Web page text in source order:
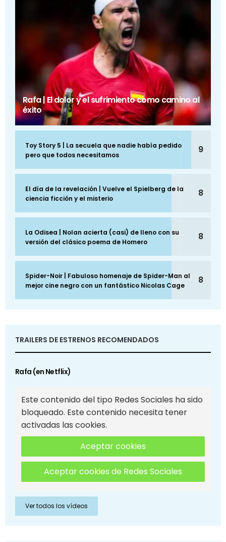
Rafa | El dolor y el sufrimiento como camino al
éxito
Toy Story 5 | La secuela que nadie había pedido
pero que todos necesitamos
9
El día de la revelación | Vuelve el Spielberg de la
ciencia ficción y el misterio
8
La Odisea | Nolan acierta (casi) de lleno con su
versión del clásico poema de Homero
8
Spider-Noir | Fabuloso homenaje de Spider-Man al
mejor cine negro con un fantástico Nicolas Cage
8
TRAILERS DE ESTRENOS RECOMENDADOS
Rafa (en Netflix)
Este contenido del tipo Redes Sociales ha sido
bloqueado. Este contenido necesita tener
activadas las cookies.
Aceptar cookies
Aceptar cookies de Redes Sociales
Ver todos los vídeos